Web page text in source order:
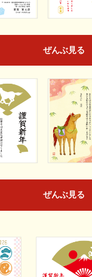
ぜんぶ見る
ぜんぶ見る